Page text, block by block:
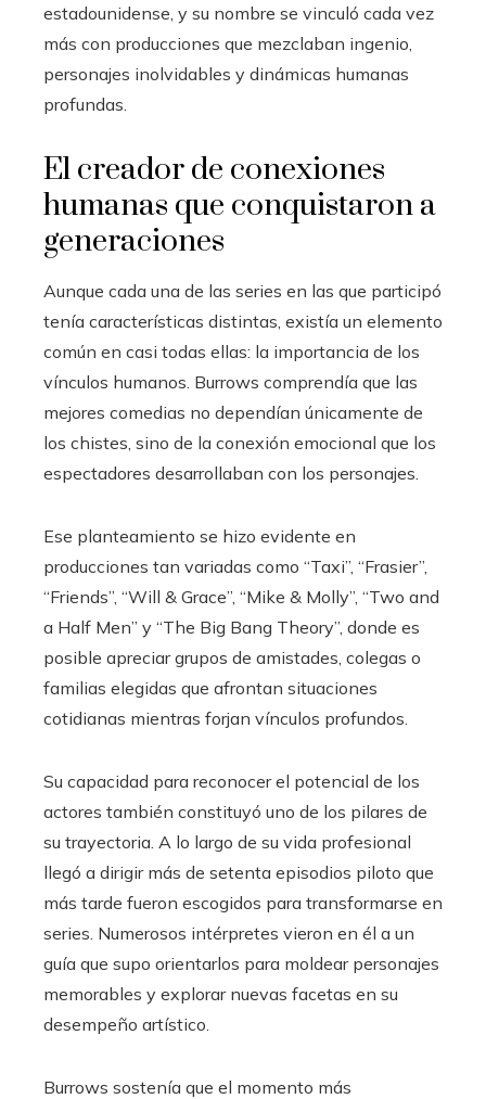
estadounidense, y su nombre se vinculó cada vez
más con producciones que mezclaban ingenio,
personajes inolvidables y dinámicas humanas
profundas.
El creador de conexiones
humanas que conquistaron a
generaciones
Aunque cada una de las series en las que participó
tenía características distintas, existía un elemento
común en casi todas ellas: la importancia de los
vínculos humanos. Burrows comprendía que las
mejores comedias no dependían únicamente de
los chistes, sino de la conexión emocional que los
espectadores desarrollaban con los personajes.
Ese planteamiento se hizo evidente en
producciones tan variadas como “Taxi”, “Frasier”,
“Friends”, “Will & Grace”, “Mike & Molly”, “Two and
a Half Men” y “The Big Bang Theory”, donde es
posible apreciar grupos de amistades, colegas o
familias elegidas que afrontan situaciones
cotidianas mientras forjan vínculos profundos.
Su capacidad para reconocer el potencial de los
actores también constituyó uno de los pilares de
su trayectoria. A lo largo de su vida profesional
llegó a dirigir más de setenta episodios piloto que
más tarde fueron escogidos para transformarse en
series. Numerosos intérpretes vieron en él a un
guía que supo orientarlos para moldear personajes
memorables y explorar nuevas facetas en su
desempeño artístico.
Burrows sostenía que el momento más